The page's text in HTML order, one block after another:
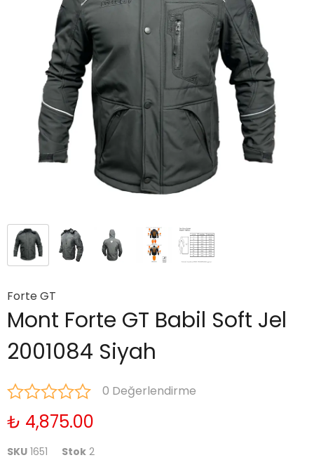
Forte GT
Mont Forte GT Babil Soft Jel
2001084 Siyah
0 Değerlendirme
₺ 4,875.00
SKU 1651 Stok 2